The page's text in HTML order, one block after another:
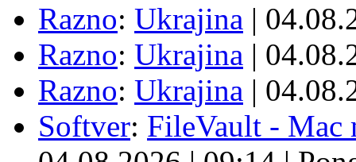
Razno: Ukrajina |
Razno: Ukrajina |
Razno: Ukrajina |
Softver: FileVault - Mac